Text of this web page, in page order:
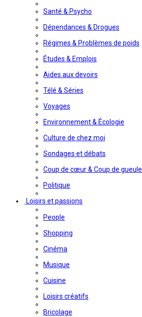
Santé & Psycho
Dépendances & Drogues
Régimes & Problèmes de poids
Études & Emplois
Aides aux devoirs
Télé & Séries
Voyages
Environnement & Écologie
Culture de chez moi
Sondages et débats
Coup de cœur & Coup de gueule
Politique
Loisirs et passions
People
Shopping
Cinéma
Musique
Cuisine
Loisirs créatifs
Bricolage